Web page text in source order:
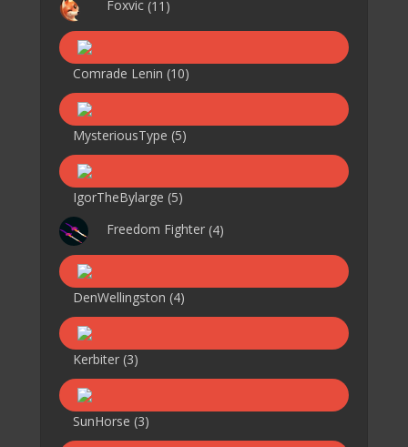
Foxvic (11)
Comrade Lenin (10)
MysteriousType (5)
IgorTheBylarge (5)
Freedom Fighter (4)
DenWellingston (4)
Kerbiter (3)
SunHorse (3)